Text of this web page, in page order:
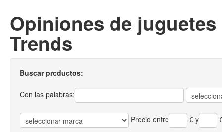
Opiniones de
Trends
Buscar productos:
Con las palabras:
Precio entre €y